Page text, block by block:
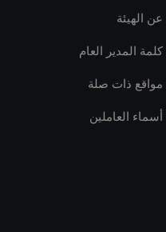
عن الهيئة
كلمة المدير العام
مواقع ذات صلة
أسماء العاملين